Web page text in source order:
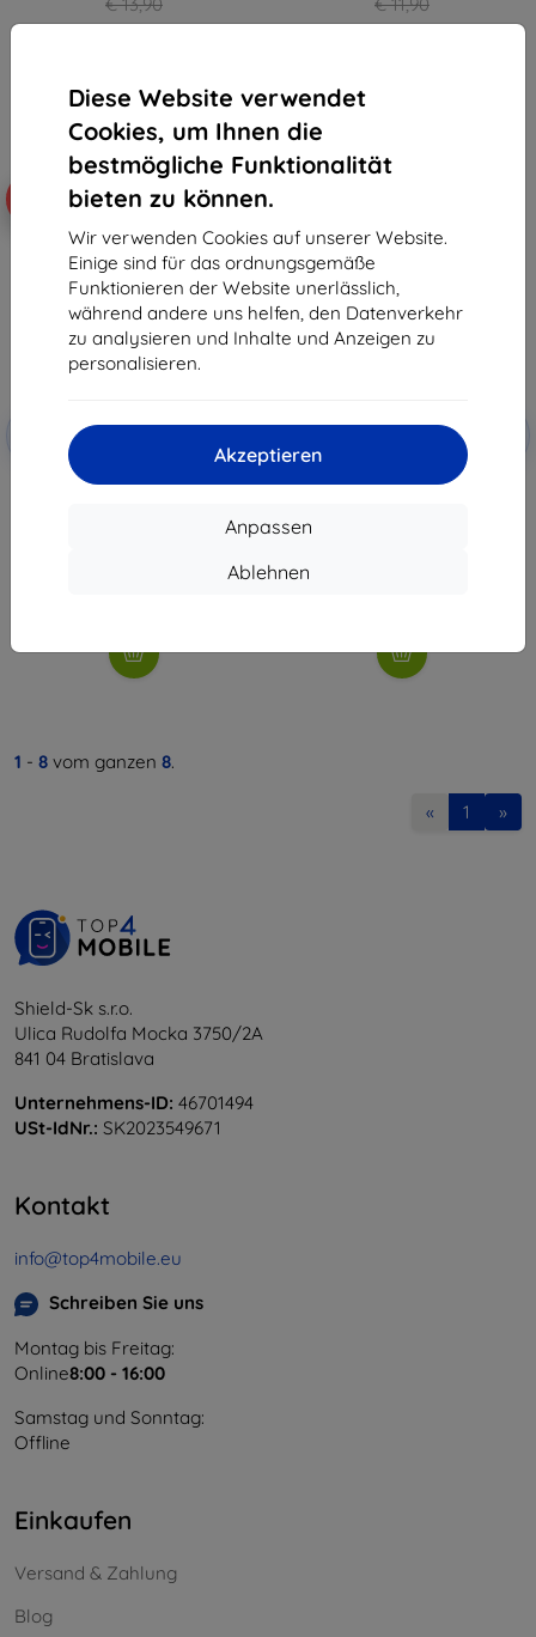
Diese Website verwendet
Cookies, um Ihnen die
bestmögliche Funktionalität
bieten zu können.
Wir verwenden Cookies auf unserer Website.
Einige sind für das ordnungsgemäße
Funktionieren der Website unerlässlich,
während andere uns helfen, den Datenverkehr
zu analysieren und Inhalte und Anzeigen zu
personalisieren.
Akzeptieren
Anpassen
Ablehnen
€ 12,50 € 10,72
mit
3MK Samsung Galaxy Note 10+ -
EXTRA10
3MK Samsung Galaxy Note 10 -
1 - 8 vom ganzen 8.
« 1 »
Shield-Sk s.r.o.
Ulica Rudolfa Mocka 3750/2A
841 04 Bratislava
Unternehmens-ID: 46701494
USt-IdNr.: SK2023549671
Kontakt
info@top4mobile.eu
Schreiben Sie uns
Montag bis Freitag:
Online8:00 - 16:00
Samstag und Sonntag:
Offline
Einkaufen
Versand & Zahlung
Blog